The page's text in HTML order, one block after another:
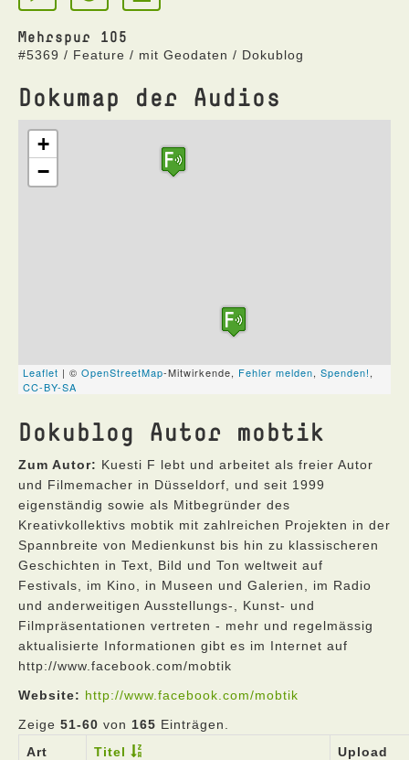
Mehrspur 105
#5369 / Feature / mit Geodaten / Dokublog
Dokumap der Audios
Dokublog Autor mobtik
Zum Autor: Kuesti F lebt und arbeitet als freier Autor
und Filmemacher in Düsseldorf, und seit 1999
eigenständig sowie als Mitbegründer des
Kreativkollektivs mobtik mit zahlreichen Projekten in der
Spannbreite von Medienkunst bis hin zu klassischeren
Geschichten in Text, Bild und Ton weltweit auf
Festivals, im Kino, in Museen und Galerien, im Radio
und anderweitigen Ausstellungs-, Kunst- und
Filmpräsentationen vertreten - mehr und regelmässig
aktualisierte Informationen gibt es im Internet auf
http://www.facebook.com/mobtik
Website: http://www.facebook.com/mobtik
Zeige 51-60 von 165 Einträgen.
Art
Titel Upload